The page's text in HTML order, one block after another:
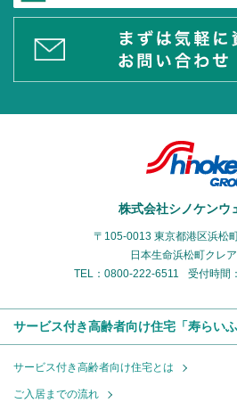
株式会社シノケンウ
〒105-0013 東京都港区浜松
日本生命浜松町クレ
TEL：0800-222-6511
受付時間
サービス付き高齢者向け住宅「寿らいふ
サービス付き高齢者向け住宅とは
ご入居までの流れ